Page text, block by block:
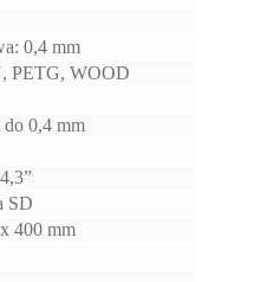
0,4 mm
PETG, WOOD
0,4 mm
SD
400 mm